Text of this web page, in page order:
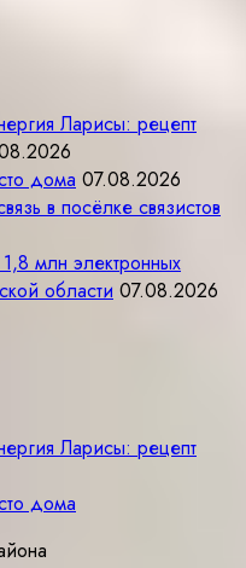
Ларисы: рецепт
дома 07.08.2026
в посёлке связистов
млн электронных
области 07.08.2026
Ларисы: рецепт
дома